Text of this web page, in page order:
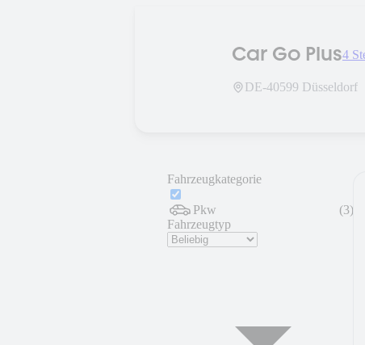
Car Go Plus4
DE-40599 Düsseldorf
Fahrzeugkategorie
Pkw (3)
Fahrzeugtyp